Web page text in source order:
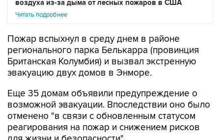
воздуха из-за дыма от лесных пожаров в США
Читать подробнее
Пожар вспыхнул в среду днем в районе
регионального парка Белькарра (провинция
Британская Колумбия) и вызвал экстренную
эвакуацию двух домов в Энморе.
Еще 35 домам объявили предупреждение о
возможной эвакуации. Впоследствии оно было
отменено "в связи с обновленным статусом
реагирования на пожар и снижением рисков